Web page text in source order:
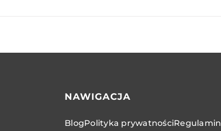
NAWIGACJA
BlogPolityka prywatnościRegulamin